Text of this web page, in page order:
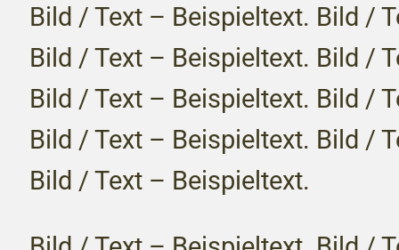
Bild / Text – Beispieltext. Bild /
Bild / Text – Beispieltext. Bild /
Bild / Text – Beispieltext. Bild /
Bild / Text – Beispieltext. Bild /
Bild / Text – Beispieltext.